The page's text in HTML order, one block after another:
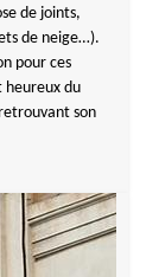
de joints,
de neige…).
pour ces
heureux du
son